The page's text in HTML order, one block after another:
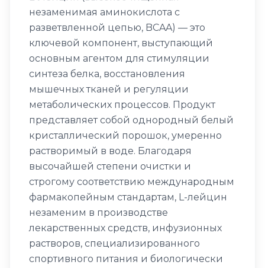
незаменимая аминокислота с
разветвленной цепью, BCAA) — это
ключевой компонент, выступающий
основным агентом для стимуляции
синтеза белка, восстановления
мышечных тканей и регуляции
метаболических процессов. Продукт
представляет собой однородный белый
кристаллический порошок, умеренно
растворимый в воде. Благодаря
высочайшей степени очистки и
строгому соответствию международным
фармакопейным стандартам, L-лейцин
незаменим в производстве
лекарственных средств, инфузионных
растворов, специализированного
спортивного питания и биологически